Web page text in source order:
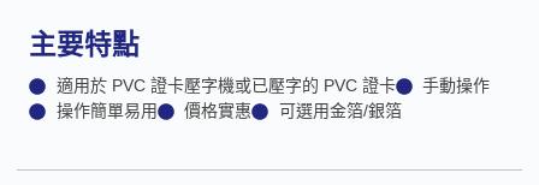
主要特點
適用於 PVC 證卡壓字機或已壓字的 PVC 證卡
手動操作
操作簡單易用
價格實惠 可選用金箔/銀箔